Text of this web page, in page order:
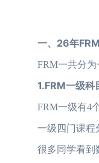
一、26年FRM
FRM一共分为
1.FRM一级科
FRM一级有4个
一级四门课程分
很多同学看到数